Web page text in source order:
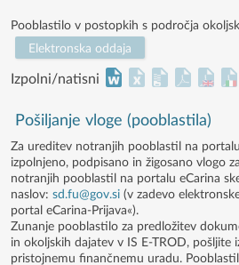
Pooblastilo v postopkih s področja
Elektronska oddaja
Izpolni/natisni
Pošiljanje vloge (pooblastila)
Za ureditev notranjih pooblastil na
izpolnjeno, podpisano in žigosano vlogo
notranjih pooblastil na portalu eCarina
naslov: sd.fu@gov.si (v zadevo
portal eCarina-Prijava«).
Zunanje pooblastilo za predložitev
in okoljskih dajatev v IS E-TROD, pošljite
pristojnemu finančnemu uradu.